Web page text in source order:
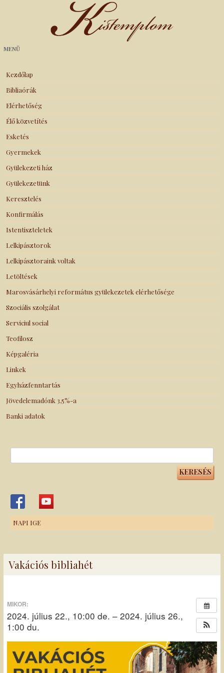
Kistemplom
MENÜ
Kezdőlap
Bibliaórák
Elérhetőség
Élő közvetítés
Esketés
Gyermekek
Gyülekezeti ház
Gyülekezetünk
Keresztelés
Konfirmálás
Istentiszteletek
Lelkipásztorok
Lelkipásztoraink voltak
Letöltések
Marosvásárhelyi református gyülekezetek elérhetősége
Szociális szolgálat
Serviciul social
Teofilosz
Képgaléria
Linkek
Egyházfenntartás
Jövedelemadónk 3,5%-a
Banki adatok
NAPI IGE
Vakációs bibliahét
MIKOR:
2024. július 22., 10:00 de. – 2024. július 26.,
1:00 du.